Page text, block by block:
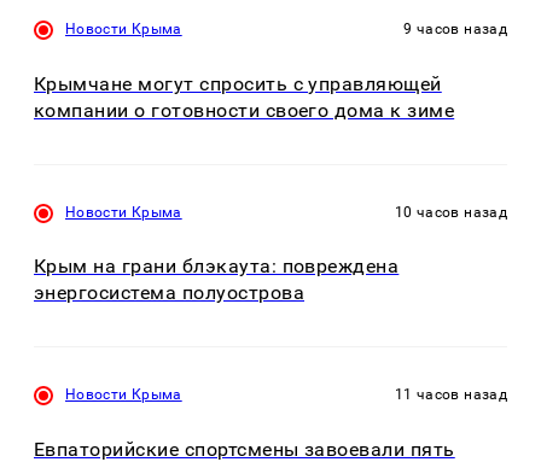
Новости Крыма 9 часов назад
Крымчане могут спросить с управляющей
компании о готовности своего дома к зиме
Новости Крыма 10 часов назад
Крым на грани блэкаута: повреждена
энергосистема полуострова
Новости Крыма 11 часов назад
Евпаторийские спортсмены завоевали пять